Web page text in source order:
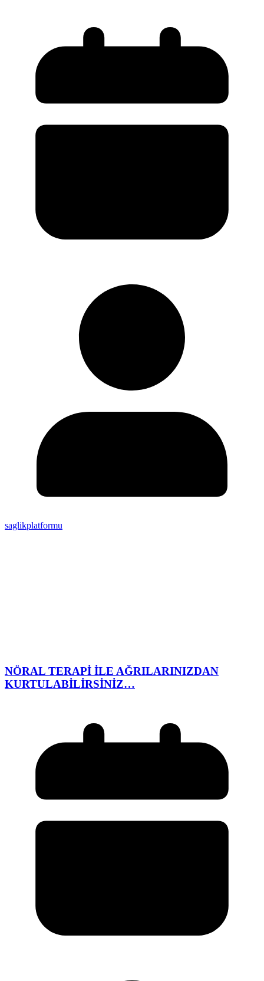
saglikplatformu
NÖRAL TERAPİ İLE AĞRILARINIZDAN
KURTULABİLİRSİNİZ…